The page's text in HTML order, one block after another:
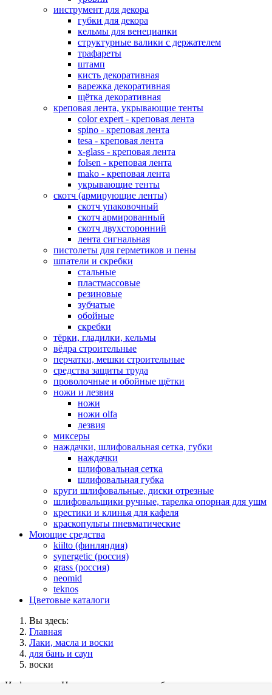
инструмент для декора
губки для декора
кельмы для венецианки
структурные валики с держателем
трафареты
штамп
кисть декоративная
варежка декоративная
щётка декоративная
креповая лента, укрывающие тенты
color expert - креповая лента
spino - креповая лента
tesa - креповая лента
x-glass - креповая лента
folsen - креповая лента
mako - креповая лента
укрывающие тенты
скотч (армирующие ленты)
скотч упаковочный
скотч армированный
скотч двухсторонний
лента сигнальная
пистолеты для герметиков и пены
шпатели и скребки
стальные
пластмассовые
резиновые
зубчатые
обойные
скребки
тёрки, гладилки, кельмы
вёдра строительные
перчатки, мешки строительные
средства защиты труда
проволочные и обойные щётки
ножи и лезвия
ножи
ножи olfa
лезвия
миксеры
наждачки, шлифовальная сетка, губки
наждачки
шлифовальная сетка
шлифовальная губка
круги шлифовальные, диски отрезные
шлифовальщики ручные, тарелка опорная для ушм
крестики и клинья для кафеля
краскопульты пневматические
Моющие средства
kiilto (финляндия)
synergetic (россия)
grass (россия)
neomid
teknos
Цветовые каталоги
Вы здесь:
Главная
Лаки, масла и воски
для бань и саун
воски
Информация
Нет материалов для отображения.